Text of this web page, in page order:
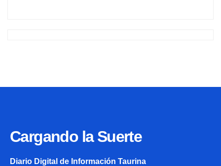
Cargando la Suerte
Diario Digital de Información Taurina